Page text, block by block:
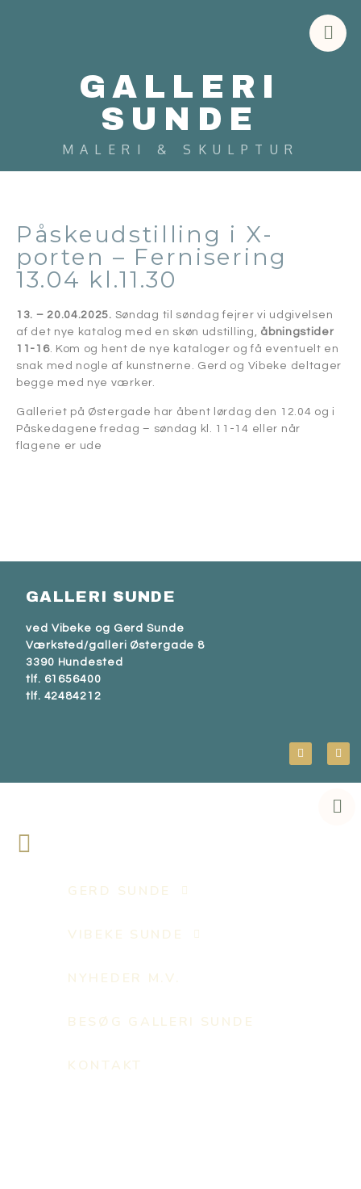
GALLERI
SUNDE
MALERI & SKULPTUR
Påskeudstilling i X-
porten – Fernisering
13.04 kl.11.30
13. – 20.04.2025. Søndag til søndag fejrer vi udgivelsen
af det nye katalog med en skøn udstilling, åbningstider
11-16. Kom og hent de nye kataloger og få eventuelt en
snak med nogle af kunstnerne. Gerd og Vibeke deltager
begge med nye værker.
Galleriet på Østergade har åbent lørdag den 12.04 og i
Påskedagene fredag – søndag kl. 11-14 eller når
flagene er ude
GALLERI SUNDE
ved Vibeke og Gerd Sunde
Værksted/galleri Østergade 8
3390 Hundested
tlf. 61656400
tlf. 42484212
GERD SUNDE
VIBEKE SUNDE
NYHEDER M.V.
BESØG GALLERI SUNDE
KONTAKT